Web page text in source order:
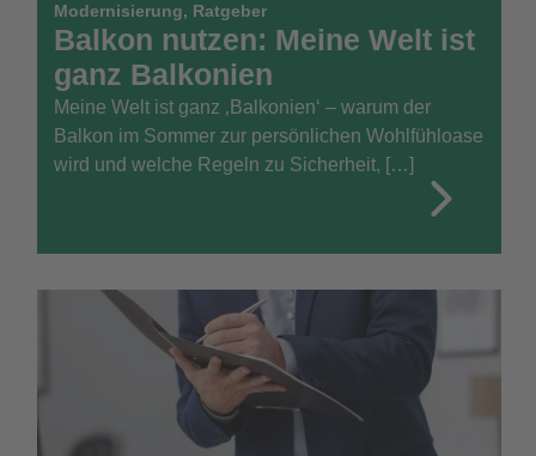
Modernisierung, Ratgeber
Balkon nutzen: Meine Welt ist
ganz Balkonien
Meine Welt ist ganz ‚Balkonien‘ – warum der
Balkon im Sommer zur persönlichen Wohlfühloase
wird und welche Regeln zu Sicherheit, […]